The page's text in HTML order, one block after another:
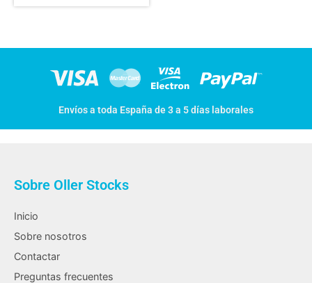
Envíos a toda España de 3 a 5 días laborales
Sobre Oller Stocks
Inicio
Sobre nosotros
Contactar
Preguntas frecuentes